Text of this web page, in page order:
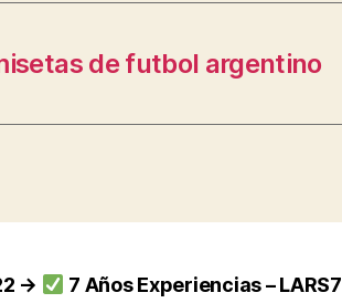
de futbol argentino
→ 7 Años Experiencias – LARS7